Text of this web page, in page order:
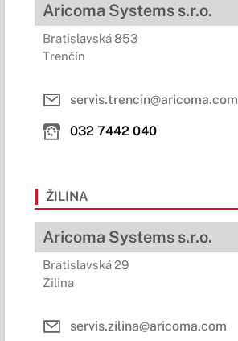
Aricoma Systems s.r.o.
Bratislavská 853
Trenčín
servis.trencin@aricoma.com
032 7442 040
ŽILINA
Aricoma Systems s.r.o.
Bratislavská 29
Žilina
servis.zilina@aricoma.com